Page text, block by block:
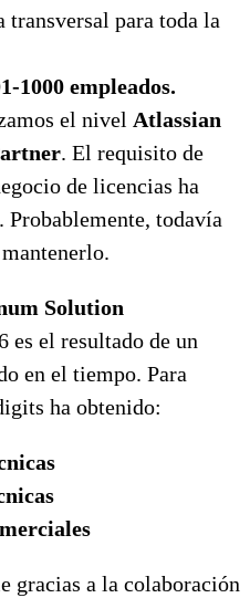
transversal para toda la
1000 empleados.
el nivel Atlassian
. El requisito de
de licencias ha
todavía
Solution
es el resultado de un
en el tiempo. Para
ha obtenido:
gracias a la colaboración